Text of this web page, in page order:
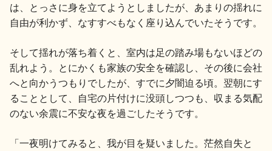
歳時記 地酒蔵元会検定
は、とっさに身を立てようとしましたが、あまりの揺れに
自由が利かず、なすすべもなく座り込んでいたそうです。
そして揺れが落ち着くと、室内は足の踏み場もないほどの
乱れよう。とにかくも家族の安全を確認し、その後に会社
へと向かうつもりでしたが、すでに夕闇迫る頃。翌朝にす
ることとして、自宅の片付けに没頭しつつも、収まる気配
のない余震に不安な夜を過ごしたそうです。
「一夜明けてみると、我が目を疑いました。茫然自失と